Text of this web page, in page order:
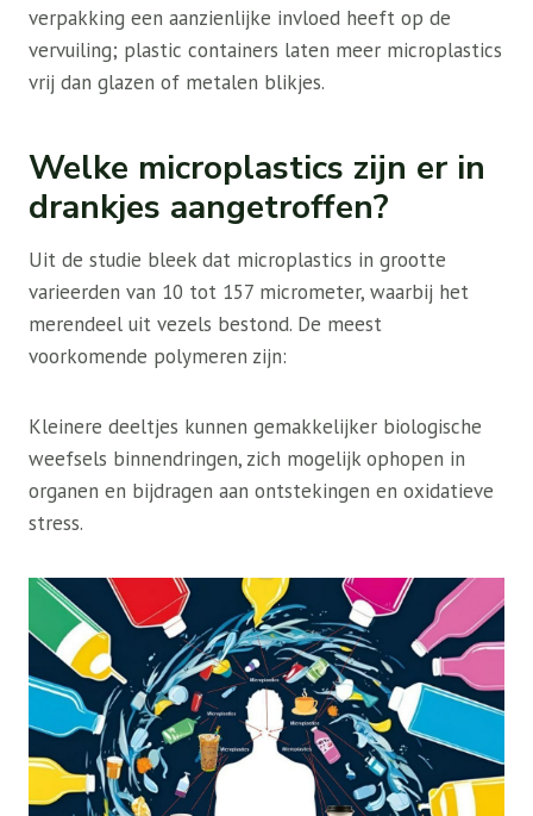
verpakking een aanzienlijke invloed heeft op de
vervuiling; plastic containers laten meer microplastics
vrij dan glazen of metalen blikjes.
Welke microplastics zijn er in
drankjes aangetroffen?
Uit de studie bleek dat microplastics in grootte
varieerden van 10 tot 157 micrometer, waarbij het
merendeel uit vezels bestond. De meest
voorkomende polymeren zijn:
Kleinere deeltjes kunnen gemakkelijker biologische
weefsels binnendringen, zich mogelijk ophopen in
organen en bijdragen aan ontstekingen en oxidatieve
stress.